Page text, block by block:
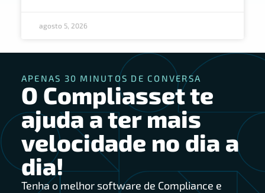
agosto 5, 2026
APENAS 30 MINUTOS DE CONVERSA
O Compliasset te
ajuda a ter mais
velocidade no dia a
dia!
Tenha o melhor software de Compliance e